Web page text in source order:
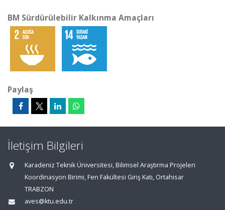
BM Sürdürülebilir Kalkınma Amaçları
Paylaş
İletişim Bilgileri
Karadeniz Teknik Üniversitesi, Bilimsel Araştırma Projeleri
Koordinasyon Birimi, Fen Fakültesi Giriş Katı, Ortahisar
TRABZON
aves@ktu.edu.tr